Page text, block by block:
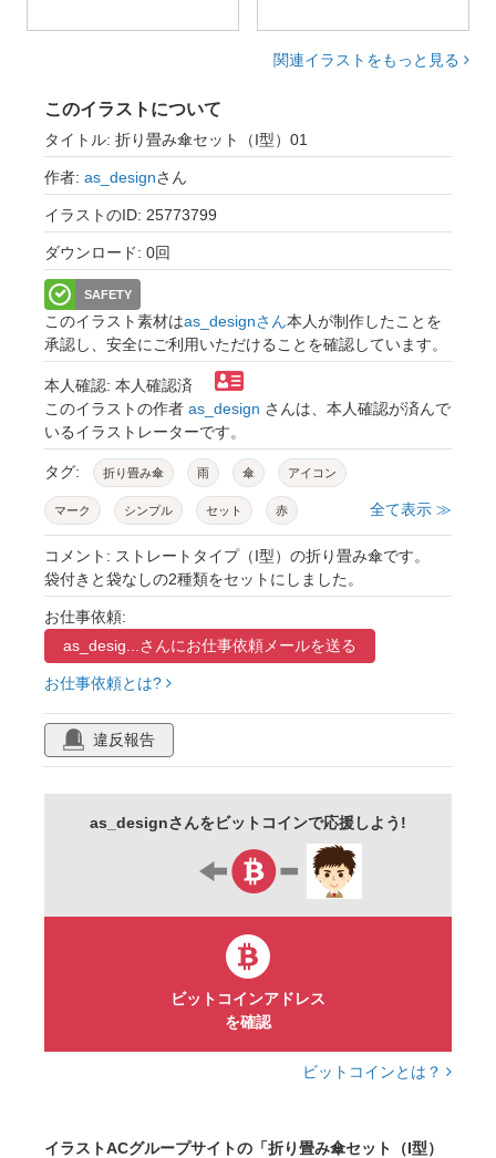
関連イラストをもっと見る
このイラストについて
タイトル: 折り畳み傘セット（I型）01
作者: as_designさん
イラストのID: 25773799
ダウンロード: 0回
SAFETY
このイラスト素材はas_designさん本人が制作したことを
承認し、安全にご利用いただけることを確認しています。
本人確認: 本人確認済
このイラストの作者 as_design さんは、本人確認が済んで
いるイラストレーターです。
タグ: 折り畳み傘 雨 傘 アイコン
マーク シンプル セット 赤 全て表示 ≫
コメント: ストレートタイプ（I型）の折り畳み傘です。
袋付きと袋なしの2種類をセットにしました。
お仕事依頼:
as_desig...さんにお仕事依頼メールを送る
お仕事依頼とは?
違反報告
as_designさんをビットコインで応援しよう!
ビットコインアドレス
を確認
ビットコインとは？
イラストACグループサイトの「折り畳み傘セット（I型）